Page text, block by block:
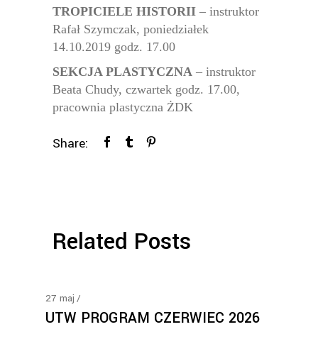
TROPICIELE HISTORII – instruktor
Rafał Szymczak, poniedziałek
14.10.2019 godz. 17.00
SEKCJA PLASTYCZNA – instruktor
Beata Chudy, czwartek godz. 17.00,
pracownia plastyczna ŻDK
Share:
Related Posts
27 maj
UTW PROGRAM CZERWIEC 2026